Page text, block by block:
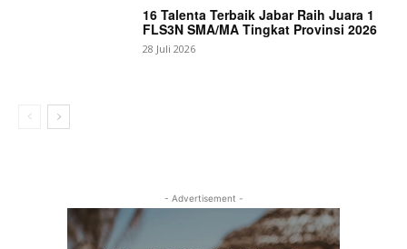
16 Talenta Terbaik Jabar Raih Juara 1
FLS3N SMA/MA Tingkat Provinsi 2026
28 Juli 2026
- Advertisement -